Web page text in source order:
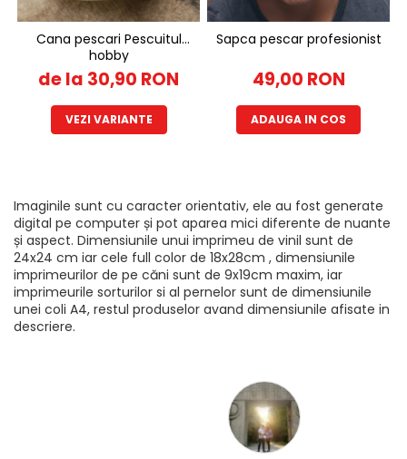
Cana pescari Pescuitul
hobby
de la 30,90 RON
VEZI VARIANTE
Sapca pescar profesionist
49,00 RON
ADAUGA IN COS
Imaginile sunt cu caracter orientativ, ele au fost generate
digital pe computer și pot aparea mici diferente de nuante
și aspect. Dimensiunile unui imprimeu de vinil sunt de
24x24 cm iar cele full color de 18x28cm , dimensiunile
imprimeurilor de pe căni sunt de 9x19cm maxim, iar
imprimeurile sorturilor si al pernelor sunt de dimensiunile
unei coli A4, restul produselor avand dimensiunile afisate in
descriere.